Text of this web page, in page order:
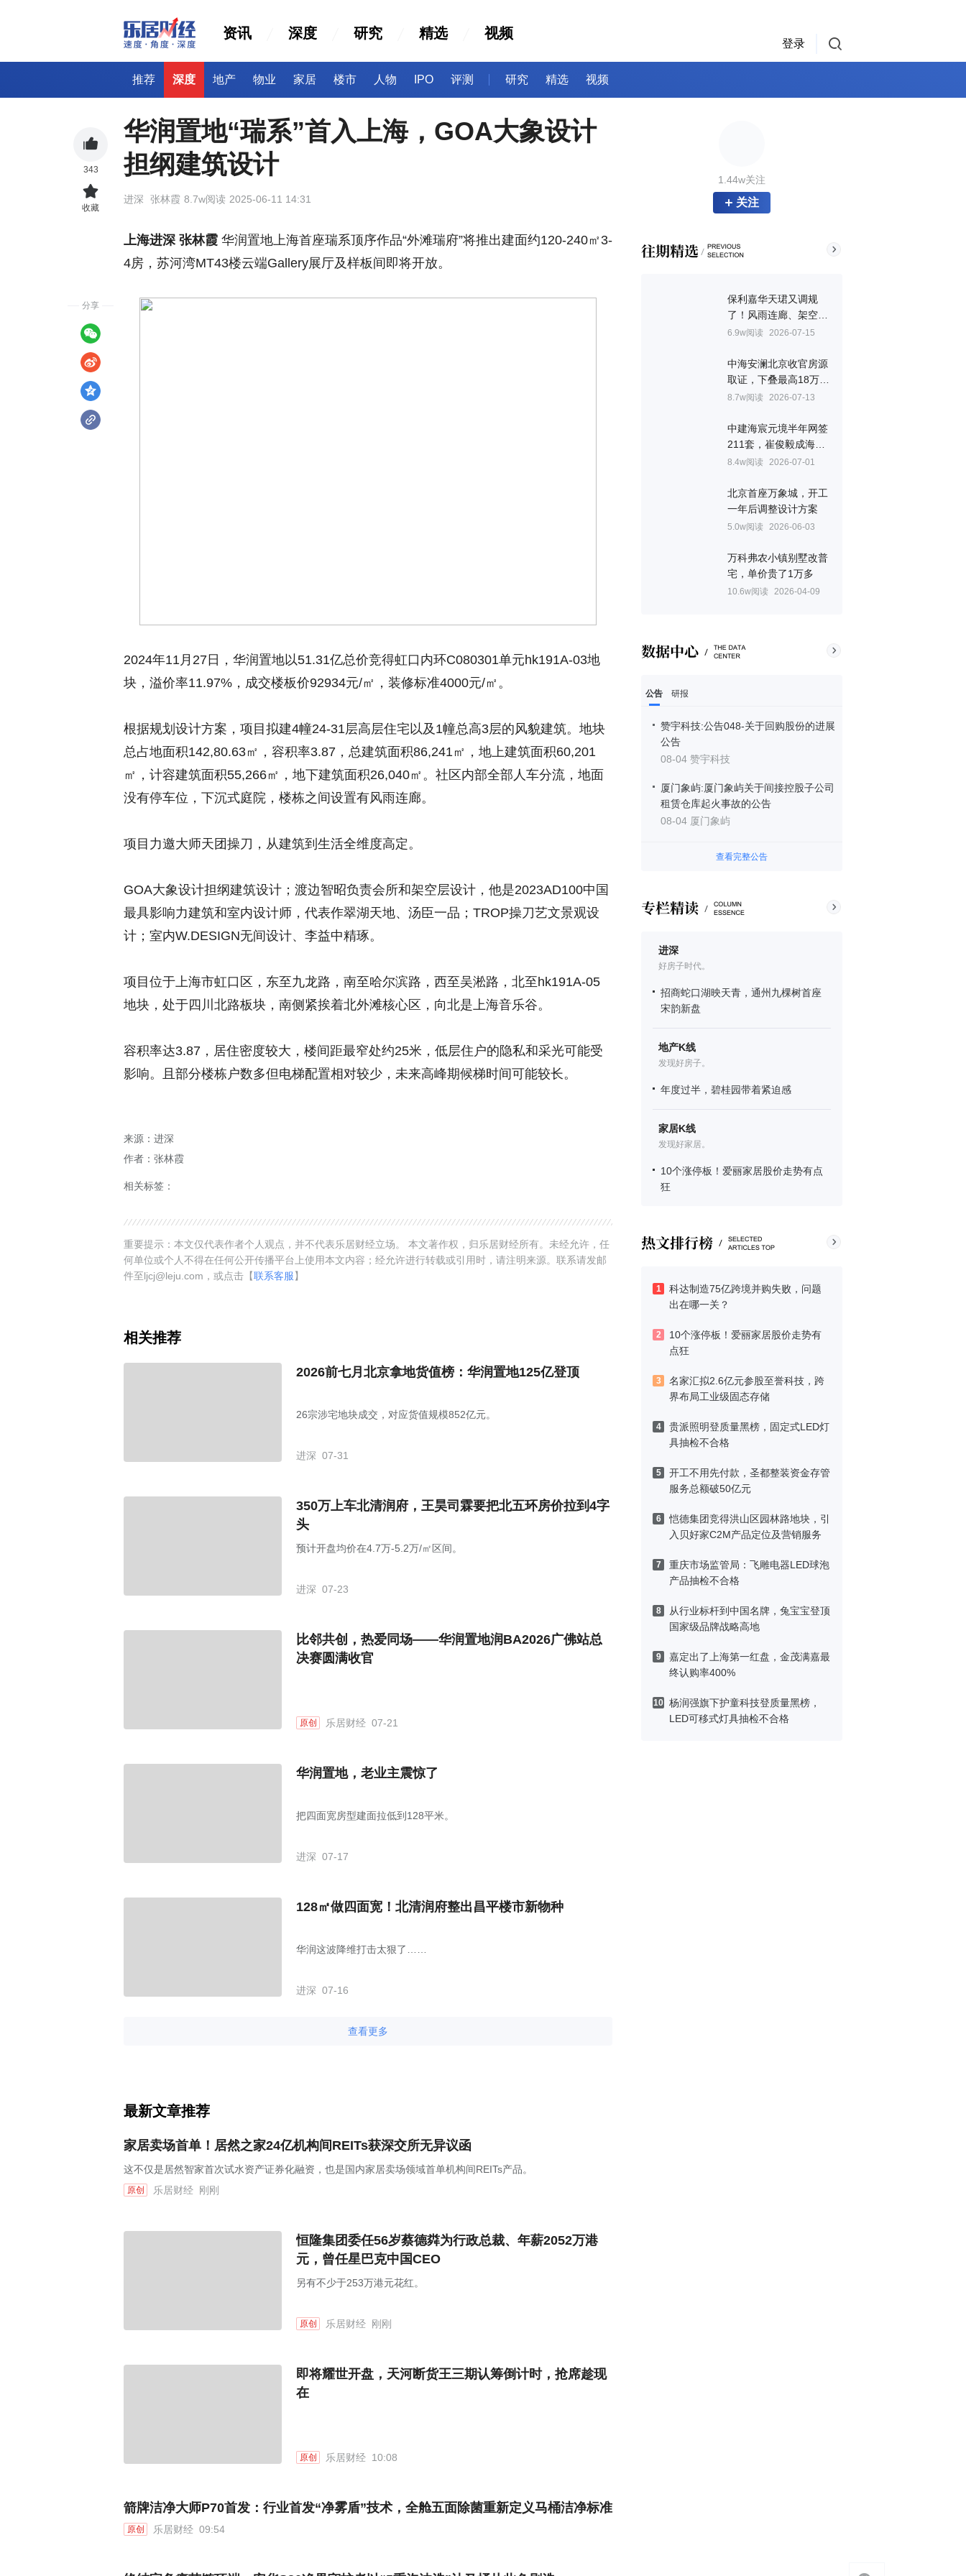
资讯 深度 研究 精选 视频
登录
推荐 深度 地产 物业 家居 楼市 人物 IPO 评测 研究 精选 视频
1.44w关注
关注
保利嘉华天珺又调规
了！风雨连廊、架空
层、设备平台、一步阳
6.9w阅读 2026-07-15
中海安澜北京收官房源
取证，下叠最高18万/
㎡
8.7w阅读 2026-07-13
中建海宸元境半年网签
211套，崔俊毅成海淀
顶流
8.4w阅读 2026-07-01
北京首座万象城，开工
一年后调整设计方案
5.0w阅读 2026-06-03
万科弗农小镇别墅改普
宅，单价贵了1万多
10.6w阅读 2026-04-09
公告 研报
赞宇科技:公告048-关于回购股份的进展
公告
08-04 赞宇科技
厦门象屿:厦门象屿关于间接控股子公司
租赁仓库起火事故的公告
08-04 厦门象屿
查看完整公告
进深
好房子时代。
招商蛇口湖映天青，通州九棵树首座
宋韵新盘
地产K线
发现好房子。
年度过半，碧桂园带着紧迫感
家居K线
发现好家居。
10个涨停板！爱丽家居股价走势有点
狂
1
科达制造75亿跨境并购失败，问题
出在哪一关？
2
10个涨停板！爱丽家居股价走势有
点狂
3
名家汇拟2.6亿元参股至誉科技，跨
界布局工业级固态存储
4
贵派照明登质量黑榜，固定式LED灯
具抽检不合格
5
开工不用先付款，圣都整装资金存管
服务总额破50亿元
6
恺德集团竞得洪山区园林路地块，引
入贝好家C2M产品定位及营销服务
7
重庆市场监管局：飞雕电器LED球泡
产品抽检不合格
8
从行业标杆到中国名牌，兔宝宝登顶
国家级品牌战略高地
9
嘉定出了上海第一红盘，金茂满嘉最
终认购率400%
10 杨润强旗下护童科技登质量黑榜，
LED可移式灯具抽检不合格
华润置地“瑞系”首入上海，GOA大象设计
担纲建筑设计
进深 张林霞 8.7w阅读 2025-06-11 14:31
上海进深 张林霞 华润置地上海首座瑞系顶序作品“外滩瑞府”将推出建面约120-240㎡3-
4房，苏河湾MT43楼云端Gallery展厅及样板间即将开放。
2024年11月27日，华润置地以51.31亿总价竞得虹口内环C080301单元hk191A-03地
块，溢价率11.97%，成交楼板价92934元/㎡，装修标准4000元/㎡。
根据规划设计方案，项目拟建4幢24-31层高层住宅以及1幢总高3层的风貌建筑。地块
总占地面积142,80.63㎡，容积率3.87，总建筑面积86,241㎡，地上建筑面积60,201
㎡，计容建筑面积55,266㎡，地下建筑面积26,040㎡。社区内部全部人车分流，地面
没有停车位，下沉式庭院，楼栋之间设置有风雨连廊。
项目力邀大师天团操刀，从建筑到生活全维度高定。
GOA大象设计担纲建筑设计；渡边智昭负责会所和架空层设计，他是2023AD100中国
最具影响力建筑和室内设计师，代表作翠湖天地、汤臣一品；TROP操刀艺文景观设
计；室内W.DESIGN无间设计、李益中精琢。
项目位于上海市虹口区，东至九龙路，南至哈尔滨路，西至吴淞路，北至hk191A-05
地块，处于四川北路板块，南侧紧挨着北外滩核心区，向北是上海音乐谷。
容积率达3.87，居住密度较大，楼间距最窄处约25米，低层住户的隐私和采光可能受
影响。且部分楼栋户数多但电梯配置相对较少，未来高峰期候梯时间可能较长。
来源：进深
作者：张林霞
相关标签：
重要提示：本文仅代表作者个人观点，并不代表乐居财经立场。 本文著作权，归乐居财经所有。未经允许，任
何单位或个人不得在任何公开传播平台上使用本文内容；经允许进行转载或引用时，请注明来源。联系请发邮
件至ljcj@leju.com，或点击【联系客服】
相关推荐
2026前七月北京拿地货值榜：华润置地125亿登顶
26宗涉宅地块成交，对应货值规模852亿元。
进深 07-31
350万上车北清润府，王昊司霖要把北五环房价拉到4字
头
预计开盘均价在4.7万-5.2万/㎡区间。
进深 07-23
比邻共创，热爱同场——华润置地润BA2026广佛站总
决赛圆满收官
原创 乐居财经 07-21
华润置地，老业主震惊了
把四面宽房型建面拉低到128平米。
进深 07-17
128㎡做四面宽！北清润府整出昌平楼市新物种
华润这波降维打击太狠了……
进深 07-16
查看更多
最新文章推荐
家居卖场首单！居然之家24亿机构间REITs获深交所无异议函
这不仅是居然智家首次试水资产证券化融资，也是国内家居卖场领域首单机构间REITs产品。
原创 乐居财经 刚刚
恒隆集团委任56岁蔡德粦为行政总裁、年薪2052万港
元，曾任星巴克中国CEO
另有不少于253万港元花红。
原创 乐居财经 刚刚
即将耀世开盘，天河断货王三期认筹倒计时，抢席趁现
在
原创 乐居财经 10:08
箭牌洁净大师P70首发：行业首发“净雾盾”技术，全舱五面除菌重新定义马桶洁净标准
原创 乐居财经 09:54
343
收藏
分享